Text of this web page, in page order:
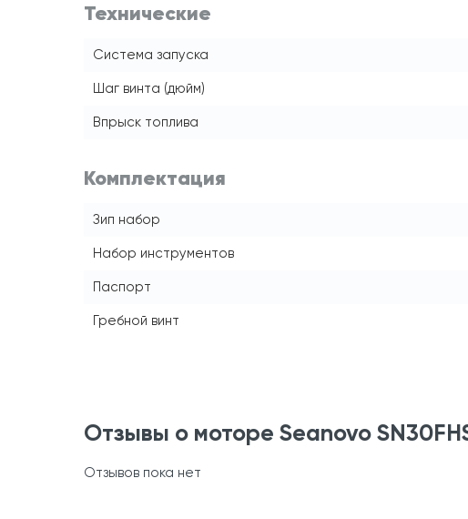
Технические
Система запуска
Шаг винта (дюйм)
Впрыск топлива
Комплектация
Зип набор
Набор инструментов
Паспорт
Гребной винт
Отзывы о моторе Seanovo
Отзывов пока нет